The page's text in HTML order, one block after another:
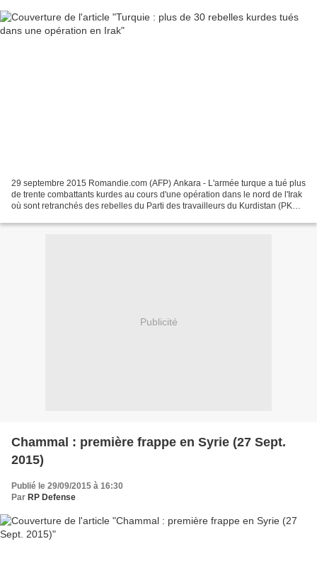
29 septembre 2015 Romandie.com (AFP) Ankara - L'armée turque a tué plus
de trente combattants kurdes au cours d'une opération dans le nord de l'Irak
où sont retranchés des rebelles du Parti des travailleurs du Kurdistan (PKK),
Publicité
Chammal : première frappe en Syrie (27 Sept.
2015)
Publié le 29/09/2015 à 16:30
Par RP Defense